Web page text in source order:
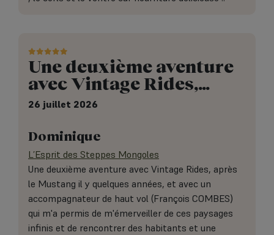
Une deuxième aventure
avec Vintage Rides,…
26 juillet 2026
Dominique
L’Esprit des Steppes Mongoles
Une deuxième aventure avec Vintage Rides, après
le Mustang il y quelques années, et avec un
accompagnateur de haut vol (François COMBES)
qui m'a permis de m'émerveiller de ces paysages
infinis et de rencontrer des habitants et une